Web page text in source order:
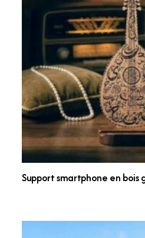
Support smartphone en bois